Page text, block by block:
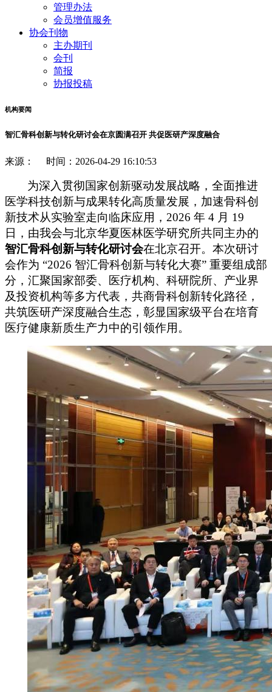
管理办法
会员增值服务
协会刊物
主办期刊
会刊
简报
协报投稿
机构要闻
智汇骨科创新与转化研讨会在京圆满召开 共促医研产深度融合
来源： 时间：2026-04-29 16:10:53
为深入贯彻国家创新驱动发展战略，全面推进
医学科技创新与成果转化高质量发展，加速骨科创
新技术从实验室走向临床应用， 2026 年 4 月 19
日，由我会与北京华夏医林医学研究所共同主办的
智汇骨科创新与转化研讨会在北京召开。本次研讨
会作为 “2026 智汇骨科创新与转化大赛” 重要组成部
分 ，汇聚国家部委、医疗机构、科研院所、产业界
及投资机构等多方代表，共商骨科创新转化路径，
共筑医研产深度融合生态，彰显国家级平台在培育
医疗健康新质生产力中的引领作用。